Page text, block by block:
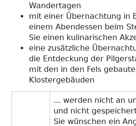
Wandertagen
mit einer Übernachtung in
einem Abendessen beim
Sie einen kulinarischen
eine zusätzliche
die Entdeckung der
mit den in den Fels
Klostergebäuden
... werden nicht an
und nicht
Sie wünschen ein